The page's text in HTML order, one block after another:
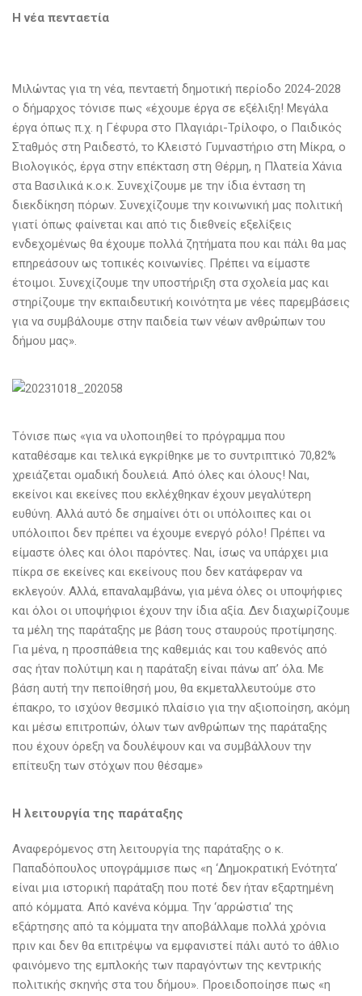
Η νέα πενταετία
Μιλώντας για τη νέα, πενταετή δημοτική περίοδο 2024-2028
ο δήμαρχος τόνισε πως «έχουμε έργα σε εξέλιξη! Μεγάλα
έργα όπως π.χ. η Γέφυρα στο Πλαγιάρι-Τρίλοφο, ο Παιδικός
Σταθμός στη Ραιδεστό, το Κλειστό Γυμναστήριο στη Μίκρα, ο
Βιολογικός, έργα στην επέκταση στη Θέρμη, η Πλατεία Χάνια
στα Βασιλικά κ.ο.κ. Συνεχίζουμε με την ίδια ένταση τη
διεκδίκηση πόρων. Συνεχίζουμε την κοινωνική μας πολιτική
γιατί όπως φαίνεται και από τις διεθνείς εξελίξεις
ενδεχομένως θα έχουμε πολλά ζητήματα που και πάλι θα μας
επηρεάσουν ως τοπικές κοινωνίες. Πρέπει να είμαστε
έτοιμοι. Συνεχίζουμε την υποστήριξη στα σχολεία μας και
στηρίζουμε την εκπαιδευτική κοινότητα με νέες παρεμβάσεις
για να συμβάλουμε στην παιδεία των νέων ανθρώπων του
δήμου μας».
Τόνισε πως «για να υλοποιηθεί το πρόγραμμα που
καταθέσαμε και τελικά εγκρίθηκε με το συντριπτικό 70,82%
χρειάζεται ομαδική δουλειά. Από όλες και όλους! Ναι,
εκείνοι και εκείνες που εκλέχθηκαν έχουν μεγαλύτερη
ευθύνη. Αλλά αυτό δε σημαίνει ότι οι υπόλοιπες και οι
υπόλοιποι δεν πρέπει να έχουμε ενεργό ρόλο! Πρέπει να
είμαστε όλες και όλοι παρόντες. Ναι, ίσως να υπάρχει μια
πίκρα σε εκείνες και εκείνους που δεν κατάφεραν να
εκλεγούν. Αλλά, επαναλαμβάνω, για μένα όλες οι υποψήφιες
και όλοι οι υποψήφιοι έχουν την ίδια αξία. Δεν διαχωρίζουμε
τα μέλη της παράταξης με βάση τους σταυρούς προτίμησης.
Για μένα, η προσπάθεια της καθεμιάς και του καθενός από
σας ήταν πολύτιμη και η παράταξη είναι πάνω απ’ όλα. Με
βάση αυτή την πεποίθησή μου, θα εκμεταλλευτούμε στο
έπακρο, το ισχύον θεσμικό πλαίσιο για την αξιοποίηση, ακόμη
και μέσω επιτροπών, όλων των ανθρώπων της παράταξης
που έχουν όρεξη να δουλέψουν και να συμβάλλουν την
επίτευξη των στόχων που θέσαμε»
Η λειτουργία της παράταξης
Αναφερόμενος στη λειτουργία της παράταξης ο κ.
Παπαδόπουλος υπογράμμισε πως «η ‘Δημοκρατική Ενότητα’
είναι μια ιστορική παράταξη που ποτέ δεν ήταν εξαρτημένη
από κόμματα. Από κανένα κόμμα. Την ‘αρρώστια’ της
εξάρτησης από τα κόμματα την αποβάλλαμε πολλά χρόνια
πριν και δεν θα επιτρέψω να εμφανιστεί πάλι αυτό το άθλιο
φαινόμενο της εμπλοκής των παραγόντων της κεντρικής
πολιτικής σκηνής στα του δήμου». Προειδοποίησε πως «η